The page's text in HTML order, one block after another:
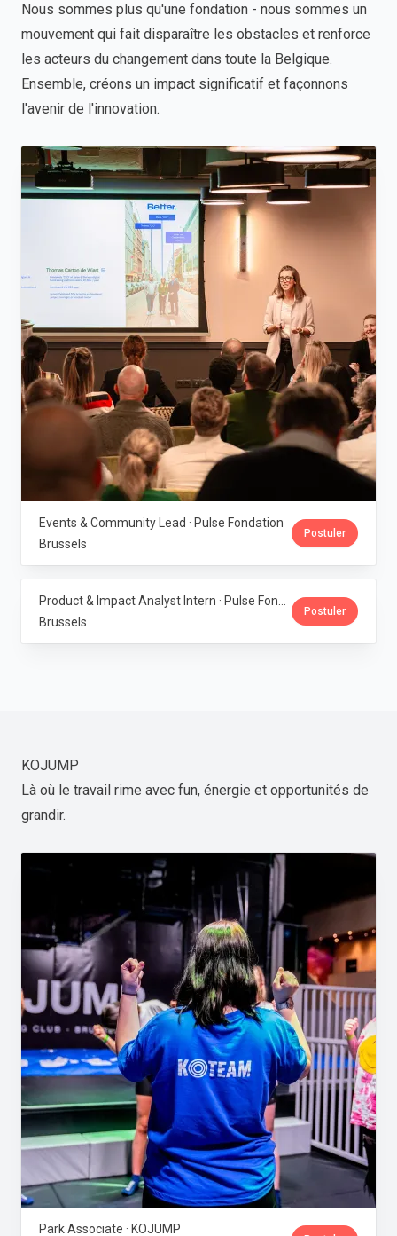
Nous sommes plus qu'une fondation - nous sommes un
mouvement qui fait disparaître les obstacles et renforce
les acteurs du changement dans toute la Belgique.
Ensemble, créons un impact significatif et façonnons
l'avenir de l'innovation.
Events & Community Lead · Pulse Fondation
Brussels
Postuler
Brussels
Postuler
KOJUMP
Là où le travail rime avec fun, énergie et opportunités de
grandir.
Park Associate · KOJUMP